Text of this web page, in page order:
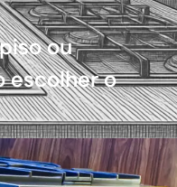
ou
escolher o